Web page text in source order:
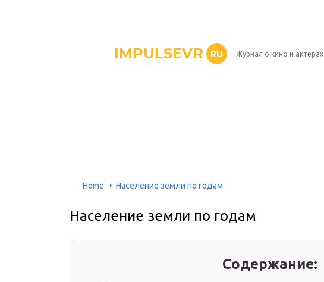
IMPULSEVR RU Журнал о кино и актерах
Home Население земли по годам
Население земли по годам
Содержание: